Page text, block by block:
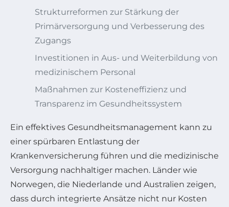
Strukturreformen zur Stärkung der
Primärversorgung und Verbesserung des
Zugangs
Investitionen in Aus- und Weiterbildung von
medizinischem Personal
Maßnahmen zur Kosteneffizienz und
Transparenz im Gesundheitssystem
Ein effektives Gesundheitsmanagement kann zu
einer spürbaren Entlastung der
Krankenversicherung führen und die medizinische
Versorgung nachhaltiger machen. Länder wie
Norwegen, die Niederlande und Australien zeigen,
dass durch integrierte Ansätze nicht nur Kosten